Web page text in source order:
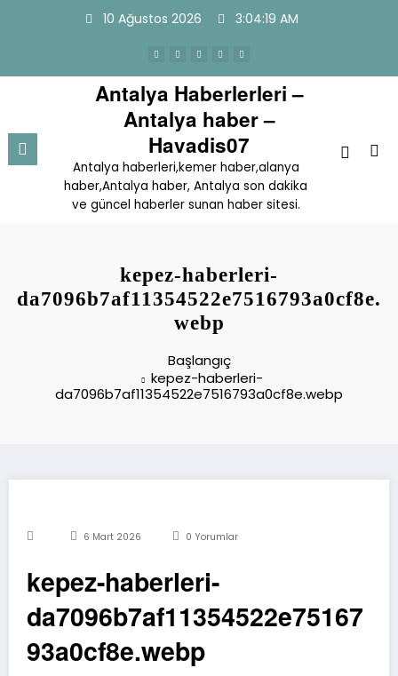
10 Ağustos 2026 3:04:19 AM
Antalya Haberlerleri –
Antalya haber –
Havadis07
Antalya haberleri,kemer haber,alanya
haber,Antalya haber, Antalya son dakika
ve güncel haberler sunan haber sitesi.
kepez-haberleri-
da7096b7af11354522e7516793a0cf8e.
webp
Başlangıç
kepez-haberleri-
da7096b7af11354522e7516793a0cf8e.webp
6 Mart 2026 0 Yorumlar
kepez-haberleri-
da7096b7af11354522e75167
93a0cf8e.webp